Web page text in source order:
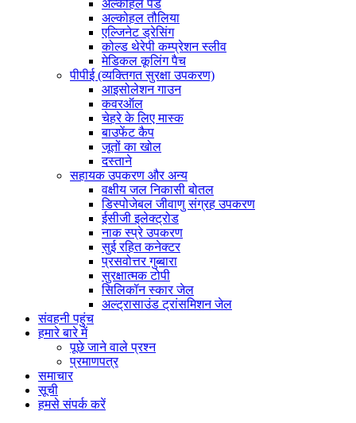
अल्कोहल पैड
अल्कोहल तौलिया
एल्जिनेट ड्रेसिंग
कोल्ड थेरेपी कम्प्रेशन स्लीव
मेडिकल कूलिंग पैच
पीपीई (व्यक्तिगत सुरक्षा उपकरण)
आइसोलेशन गाउन
कवरऑल
चेहरे के लिए मास्क
बाउफेंट कैप
जूतों का खोल
दस्ताने
सहायक उपकरण और अन्य
वक्षीय जल निकासी बोतल
डिस्पोजेबल जीवाणु संग्रह उपकरण
ईसीजी इलेक्ट्रोड
नाक स्प्रे उपकरण
सुई रहित कनेक्टर
प्रसवोत्तर गुब्बारा
सुरक्षात्मक टोपी
सिलिकॉन स्कार जेल
अल्ट्रासाउंड ट्रांसमिशन जेल
संवहनी पहुंच
हमारे बारे में
पूछे जाने वाले प्रश्न
प्रमाणपत्र
समाचार
सूची
हमसे संपर्क करें